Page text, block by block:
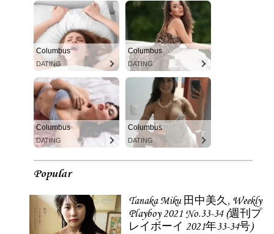
Columbus
DATING
Columbus
DATING
Columbus
DATING
Columbus
DATING
Popular
Tanaka Miku 田中美久, Weekly
Playboy 2021 No.33-34 (週刊プ
レイボーイ 2021年33-34号)